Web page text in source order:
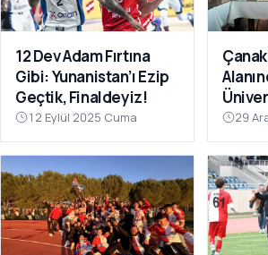
12 Dev Adam Fırtına
Gibi: Yunanistan’ı Ezip
Geçtik, Finaldeyiz!
12 Eylül 2025 Cuma 29